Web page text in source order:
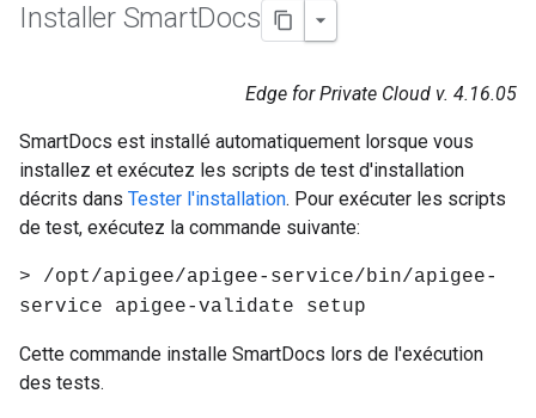
Installer SmartDocs
Edge for Private Cloud v. 4.16.05
SmartDocs est installé automatiquement lorsque vous
installez et exécutez les scripts de test d'installation
décrits dans Tester l'installation. Pour exécuter les scripts
de test, exécutez la commande suivante:
> /opt/apigee/apigee-service/bin/apigee-
service apigee-validate setup
Cette commande installe SmartDocs lors de l'exécution
des tests.